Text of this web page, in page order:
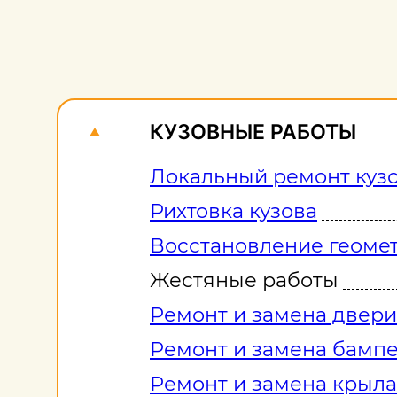
КУЗОВНЫЕ РАБОТЫ
Локальный ремонт
Рихтовка кузова
Восстановление
Жестяные работы
Ремонт и замена двери
Ремонт и замена
Ремонт и замена крыла